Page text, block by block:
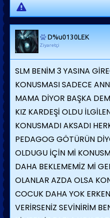
D%u0130LEK
Ziyaretçi
SLM BENİM 3 YASINA
KONUSMASI SADECE
MAMA DİYOR BAŞKA
KIZ KARDEŞİ OLDU
KONUSMADI AKSADI
PEDAGOG GÖTÜRÜN
OLDUGU İÇİN Mİ
DAHA BEKLEMEMİZ Mİ
OLANLAR AZDA OLSA
COCUK DAHA YOK
VERİRSENİZ SEVİNİRİM